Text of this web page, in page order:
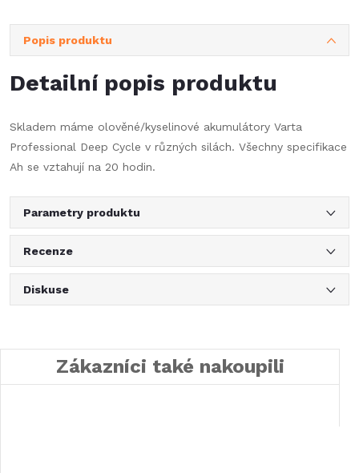
Popis produktu
Detailní popis produktu
Skladem máme olověné/kyselinové akumulátory Varta
Professional Deep Cycle v různých silách. Všechny specifikace
Ah se vztahují na 20 hodin.
Parametry produktu
Recenze
Diskuse
Zákazníci také nakoupili